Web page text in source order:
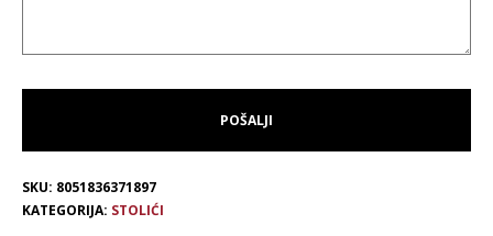
SKU: 8051836371897
KATEGORIJA: STOLIĆI